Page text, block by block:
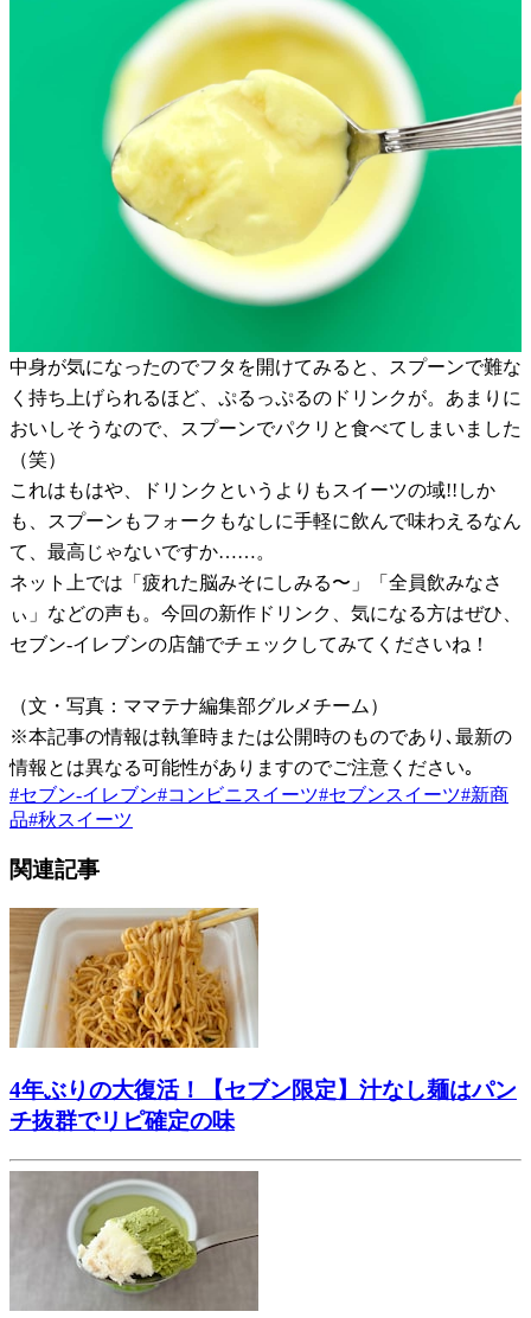
中身が気になったのでフタを開けてみると、スプーンで難な
く持ち上げられるほど、ぷるっぷるのドリンクが。あまりに
おいしそうなので、スプーンでパクリと食べてしまいました
（笑）
これはもはや、ドリンクというよりもスイーツの域!!しか
も、スプーンもフォークもなしに手軽に飲んで味わえるなん
て、最高じゃないですか……。
ネット上では「疲れた脳みそにしみる〜」「全員飲みなさ
ぃ」などの声も。今回の新作ドリンク、気になる方はぜひ、
セブン-イレブンの店舗でチェックしてみてくださいね！
（文・写真：ママテナ編集部グルメチーム）
※本記事の情報は執筆時または公開時のものであり､最新の
情報とは異なる可能性がありますのでご注意ください｡
#セブン-イレブン#コンビニスイーツ#セブンスイーツ#新商
品#秋スイーツ
関連記事
4年ぶりの大復活！【セブン限定】汁なし麺はパン
チ抜群でリピ確定の味